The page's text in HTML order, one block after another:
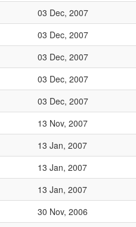
03 Dec, 2007
03 Dec, 2007
03 Dec, 2007
03 Dec, 2007
03 Dec, 2007
13 Nov, 2007
13 Jan, 2007
13 Jan, 2007
13 Jan, 2007
30 Nov, 2006